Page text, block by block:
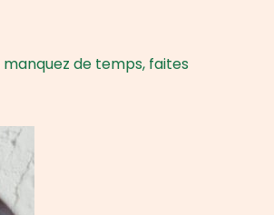
de temps, faites